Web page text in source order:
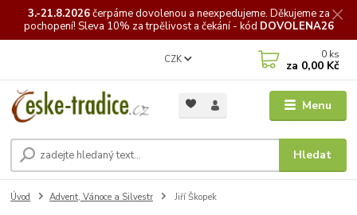
3.-21.8.2026čerpámedovolenou a neexpedujeme. Děkujeme za
pochopení! Sleva 10% za trpělivost a čekání - kód DOVOLENA26
Menu
CZK
Hledat
0 ks
za 0,00 Kč
Úvod Advent, Vánoce a Silvestr Jiří Škopek